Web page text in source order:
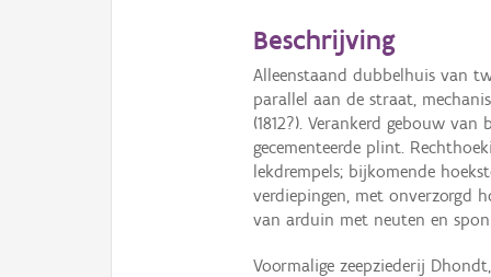
Beschrijving
Alleenstaand dubbelhuis van
parallel aan de straat,
(1812?). Verankerd gebouw
gecementeerde plint.
lekdrempels; bijkomende
verdiepingen, met onverzorgd
van arduin met neuten en
Voormalige zeepziederij